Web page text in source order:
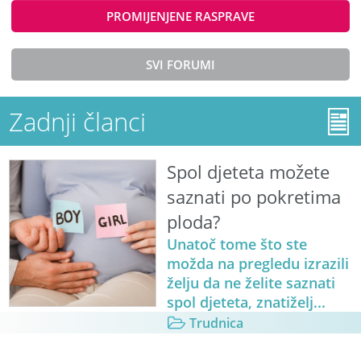
PROMIJENJENE RASPRAVE
SVI FORUMI
Zadnji članci
Spol djeteta možete
saznati po pokretima
ploda?
Unatoč tome što ste
možda na pregledu izrazili
želju da ne želite saznati
spol djeteta, znatiželj...
Trudnica